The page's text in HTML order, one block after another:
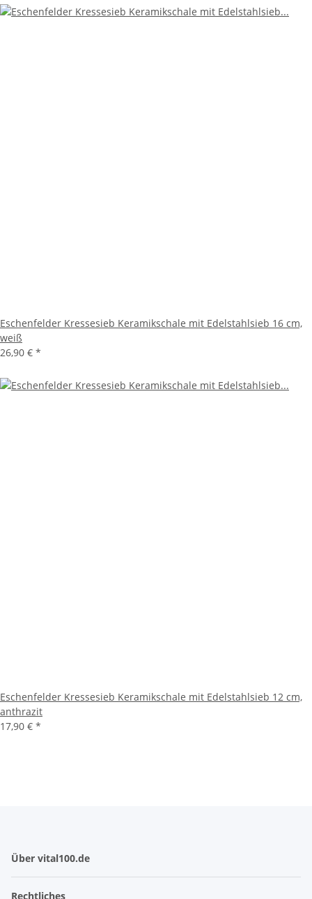
Eschenfelder Kressesieb Keramikschale mit Edelstahlsieb 16 cm,
weiß
26,90 € *
Eschenfelder Kressesieb Keramikschale mit Edelstahlsieb 12 cm,
anthrazit
17,90 € *
Über vital100.de
Rechtliches